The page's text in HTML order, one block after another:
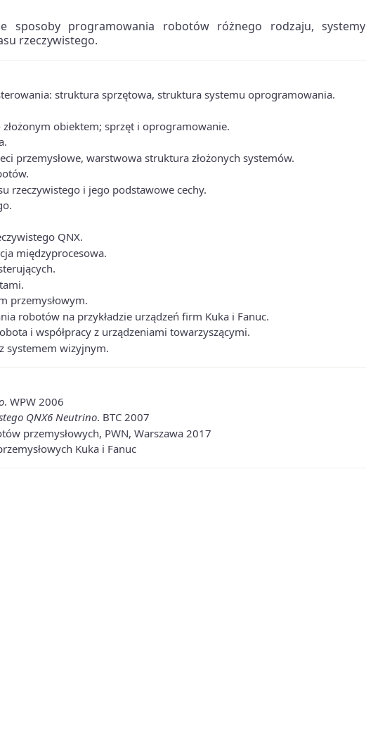
sposoby programowania robotów różnego rodzaju, systemy
rzeczywistego.
struktura sprzętowa, struktura systemu oprogramowania.
obiektem; sprzęt i oprogramowanie.
przemysłowe, warstwowa struktura złożonych systemów.
rzeczywistego i jego podstawowe cechy.
QNX.
międzyprocesowa.
przemysłowym.
robotów na przykładzie urządzeń firm Kuka i Fanuc.
i współpracy z urządzeniami towarzyszącymi.
systemem wizyjnym.
. WPW 2006
QNX6 Neutrino. BTC 2007
przemysłowych, PWN, Warszawa 2017
Kuka i Fanuc